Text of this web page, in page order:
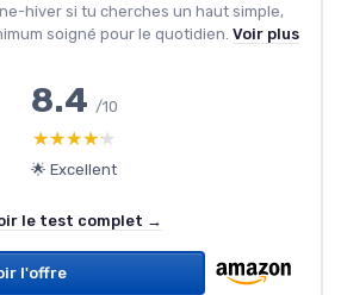
hiver si tu cherches un haut simple,
soigné pour le quotidien. Voir plus
8.4 /10
★★★★★
★★★★★
🌟 Excellent
le test complet →
l'offre